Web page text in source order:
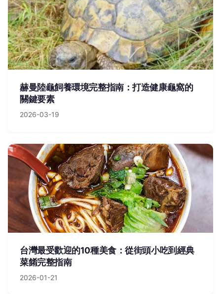
赫曼陸龜飼養環境完整指南：打造健康龜窩的
關鍵要素
2026-03-19
台灣最受歡迎的10種美食：從街頭小吃到經典
菜餚完整指南
2026-01-21